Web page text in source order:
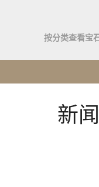
按分类查看宝
新